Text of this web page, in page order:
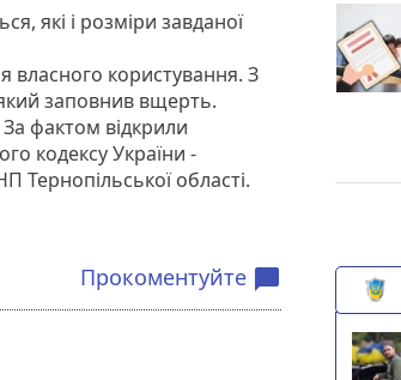
які і розміри завданої
власного користування. З
заповнив вщерть.
фактом відкрили
кодексу України -
Тернопільської області.
Прокоментуйте chat_bubble